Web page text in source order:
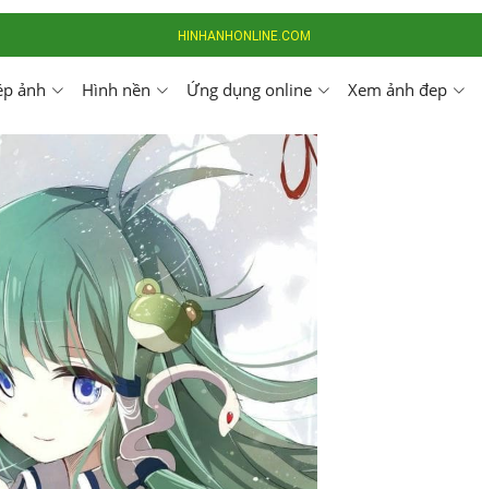
HINHANHONLINE.COM
ảnh Hình nền Ứng dụng online Xem ảnh đep